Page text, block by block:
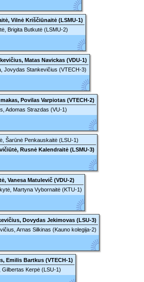
Vilnė Kriščiūnaitė (LSMU-1)
Brigita Butkutė (LSMU-2)
Matas Navickas (VDU-1)
Jovydas Stankevičius (VTECH-3)
Povilas Varpiotas (VTECH-2)
Adomas Strazdas (VU-1)
Šarūnė Penkauskaitė (LSU-1)
Rusnė Kalendraitė (LSMU-3)
Vanesa Matulevič (VDU-2)
Martyna Vybornaitė (KTU-1)
Dovydas Jekimovas (LSU-3)
Arnas Silkinas (Kauno kolegija-2)
Emilis Bartkus (VTECH-1)
Gilbertas Kerpė (LSU-1)